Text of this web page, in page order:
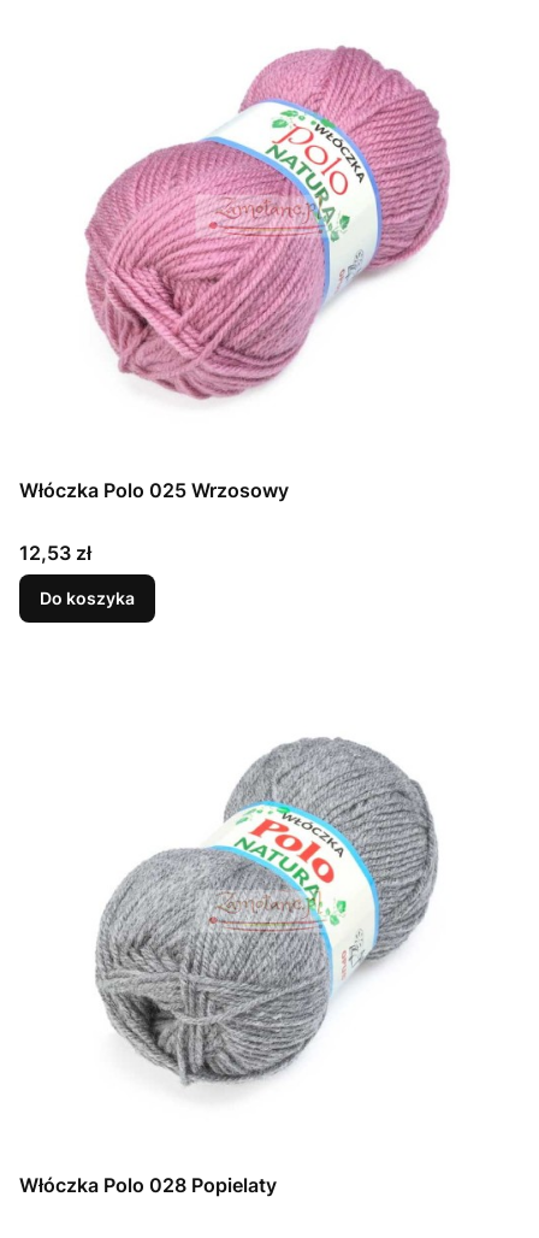
Włóczka Polo 025 Wrzosowy
Cena
12,53 zł
Do koszyka
Włóczka Polo 028 Popielaty